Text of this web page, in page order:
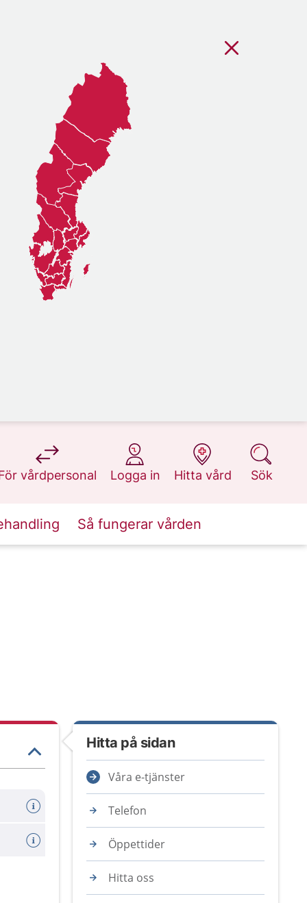
vårdpersonal
på 1177.se
Logga in
på 1177.se
Hitta vård
på 1177.se
Sök
på 1177.se
Så fungerar vården
Hitta på sidan
Våra e-tjänster
Telefon
Öppettider
Hitta oss